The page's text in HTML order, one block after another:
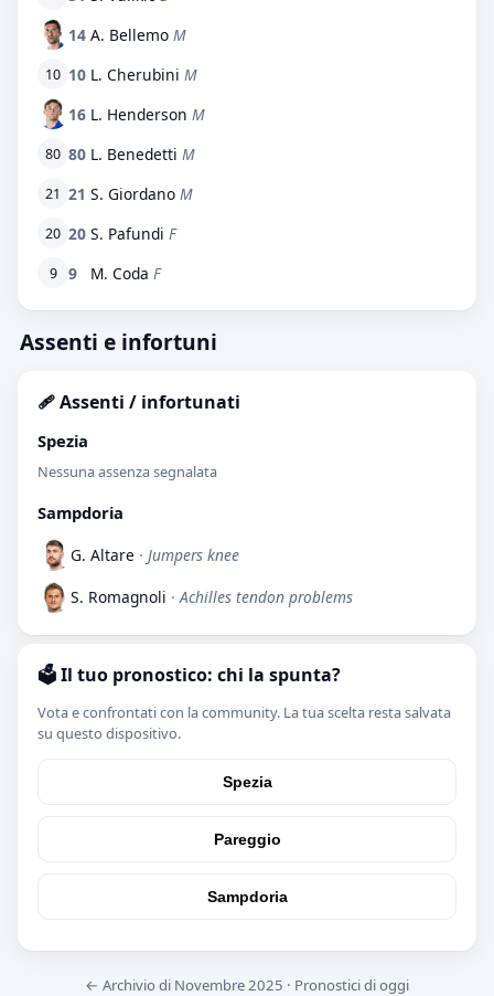
14 A. Bellemo M
10 10 L. Cherubini M
16 L. Henderson M
80 80 L. Benedetti M
21 21 S. Giordano M
20 20 S. Pafundi F
9 9 M. Coda F
Assenti e infortuni
🩹 Assenti / infortunati
Spezia
Nessuna assenza segnalata
Sampdoria
G. Altare · Jumpers knee
S. Romagnoli · Achilles tendon problems
🗳️ Il tuo pronostico: chi la spunta?
Vota e confrontati con la community. La tua scelta resta salvata
su questo dispositivo.
Spezia
Pareggio
Sampdoria
← Archivio di Novembre 2025 · Pronostici di oggi